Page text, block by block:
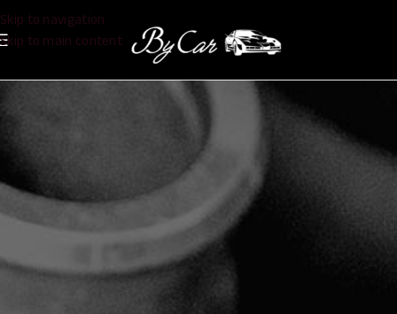
Skip to navigation
Skip to main content